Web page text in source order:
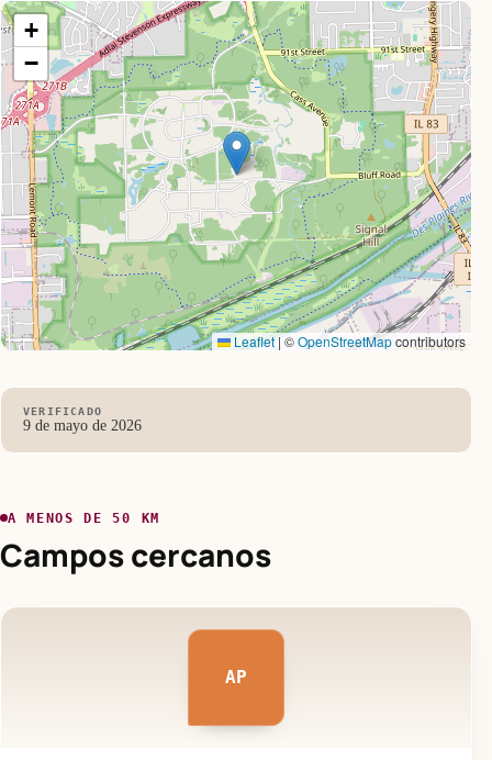
+
−
Leaflet|©OpenStreetMapcontributors
VERIFICADO
9 de mayo de 2026
A MENOS DE 50 KM
Campos cercanos
AP